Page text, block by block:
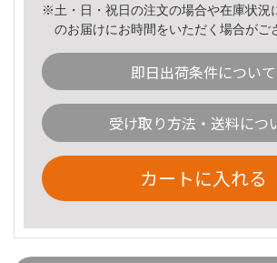
※土・日・祝日の注文の場合や在庫状況
のお届けにお時間をいただく場合がご
即日出荷条件について
受け取り方法・送料につ
カートに入れる